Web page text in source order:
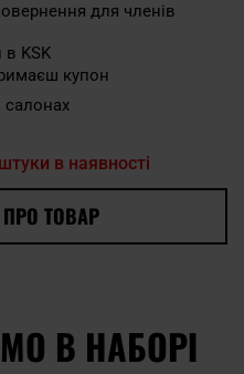
для членів
в KSK
купон
салонах
в наявності
ТОВАР
В НАБОРІ